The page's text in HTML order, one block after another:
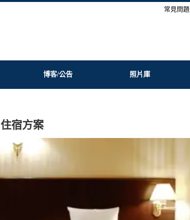
常見問題
博客/公告 照片庫
住宿方案